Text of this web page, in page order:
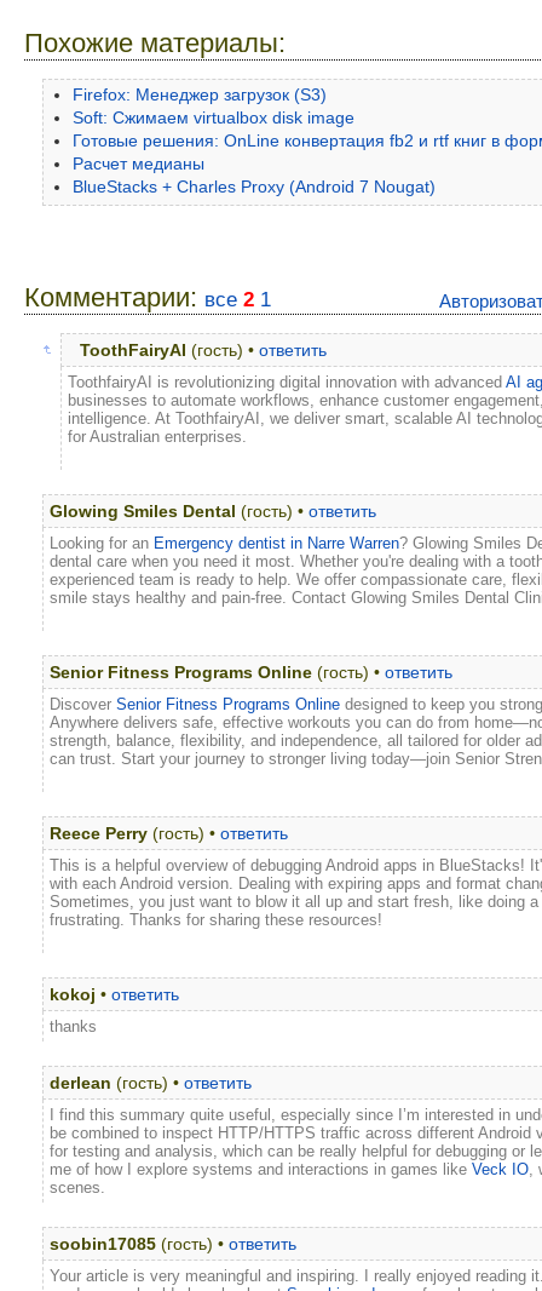
Похожие материалы:
Firefox: Менеджер загрузок (S3)
Soft: Сжимаем virtualbox disk image
Готовые решения: OnLine конвертация fb2 и rtf книг в
Расчет медианы
BlueStacks + Charles Proxy (Android 7 Nougat)
Комментарии: все 2 1
ToothFairyAI (гость) • ответить
ToothfairyAI is revolutionizing digital innovation with advanced AI
businesses to automate workflows, enhance customer
intelligence. At ToothfairyAI, we deliver smart, scalable AI
for Australian enterprises.
Glowing Smiles Dental (гость) • ответить
Looking for an Emergency dentist in Narre Warren? Glowing Smiles
dental care when you need it most. Whether you're dealing with a
experienced team is ready to help. We offer compassionate care,
smile stays healthy and pain-free. Contact Glowing Smiles Dental
Senior Fitness Programs Online (гость) • ответить
Discover Senior Fitness Programs Online designed to keep you
Anywhere delivers safe, effective workouts you can do from
strength, balance, flexibility, and independence, all tailored for older
can trust. Start your journey to stronger living today—join Senior
Reece Perry (гость) • ответить
This is a helpful overview of debugging Android apps in BlueStacks!
with each Android version. Dealing with expiring apps and format
Sometimes, you just want to blow it all up and start fresh, like doing a
frustrating. Thanks for sharing these resources!
kokoj • ответить
thanks
derlean (гость) • ответить
I find this summary quite useful, especially since I’m interested in
be combined to inspect HTTP/HTTPS traffic across different
for testing and analysis, which can be really helpful for debugging or
me of how I explore systems and interactions in games like Veck IO
scenes.
soobin17085 (гость) • ответить
Your article is very meaningful and inspiring. I really enjoyed reading